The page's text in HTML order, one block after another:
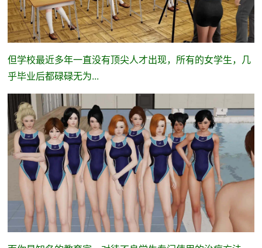
但学校最近多年一直没有顶尖人才出现，所有的女学生，几
乎毕业后都碌碌无为...